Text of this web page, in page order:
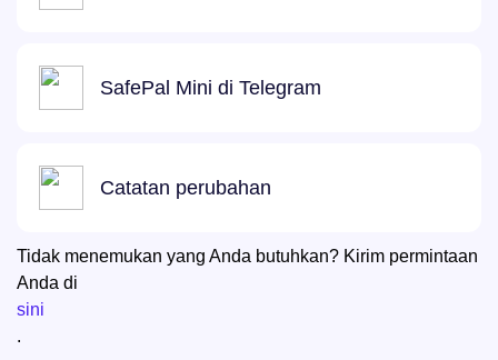
SafePal Mini di Telegram
Catatan perubahan
Tidak menemukan yang Anda butuhkan? Kirim permintaan
Anda di
sini
.